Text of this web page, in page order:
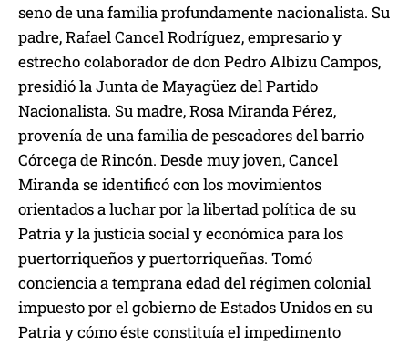
seno de una familia profundamente nacionalista. Su
padre, Rafael Cancel Rodríguez, empresario y
estrecho colaborador de don Pedro Albizu Campos,
presidió la Junta de Mayagüez del Partido
Nacionalista. Su madre, Rosa Miranda Pérez,
provenía de una familia de pescadores del barrio
Córcega de Rincón. Desde muy joven, Cancel
Miranda se identificó con los movimientos
orientados a luchar por la libertad política de su
Patria y la justicia social y económica para los
puertorriqueños y puertorriqueñas. Tomó
conciencia a temprana edad del régimen colonial
impuesto por el gobierno de Estados Unidos en su
Patria y cómo éste constituía el impedimento